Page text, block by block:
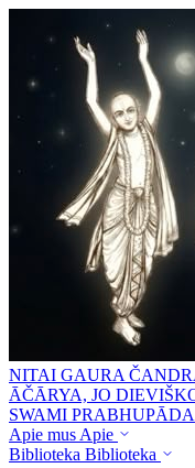
NITAI GAURA
ĀČĀRYA, JO
SWAMI PRABHUPĀDA
Apie mus Apie
Biblioteka Biblioteka